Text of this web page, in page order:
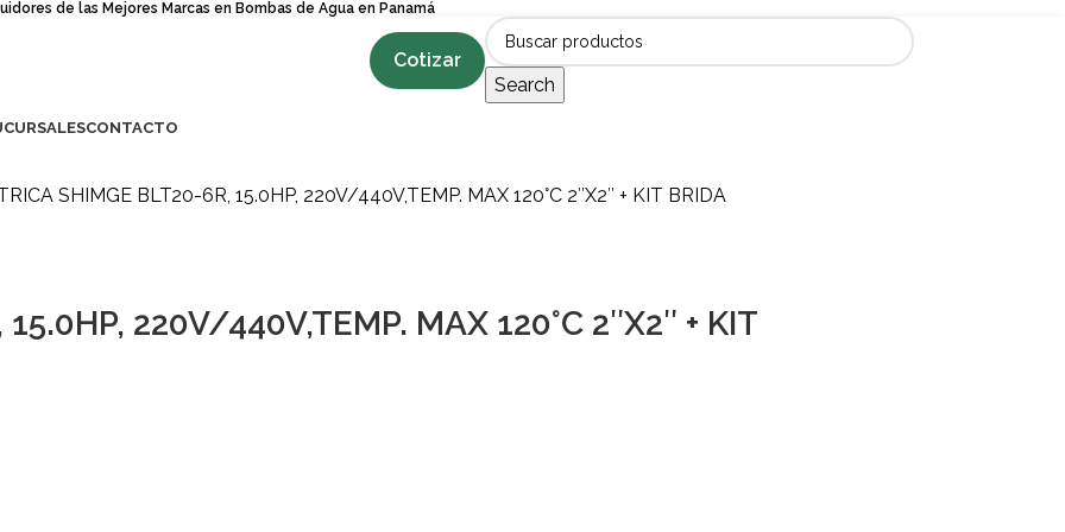
de las Mejores Marcas en Bombas de Agua en Panamá
Cotizar
Search
CONTACTO
SHIMGE BLT20-6R, 15.0HP, 220V/440V,TEMP. MAX 120°C 2″X2″ + KIT BRIDA
220V/440V,TEMP. MAX 120°C 2″X2″ + KIT